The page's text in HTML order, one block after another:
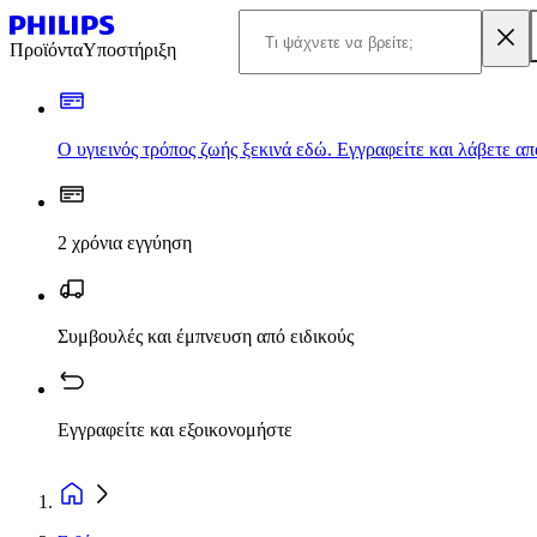
ΠροϊόνταΥποστήριξη
Ο υγιεινός τρόπος ζωής ξεκινά εδώ. Εγγραφείτε και λάβετε
2 χρόνια εγγύηση
Συμβουλές και έμπνευση από ειδικούς
Εγγραφείτε και εξοικονομήστε